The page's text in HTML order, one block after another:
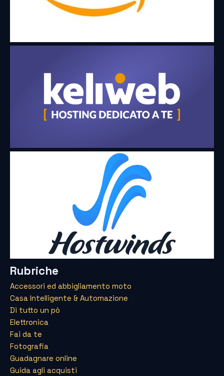
Rubriche
Accessori ed abbigliamento moto
Casa Intelligente & Automazione
Di tutto un pò
Elettronica
Fai da te
Fotografia
Guadagnare online
Guida agli acquisti